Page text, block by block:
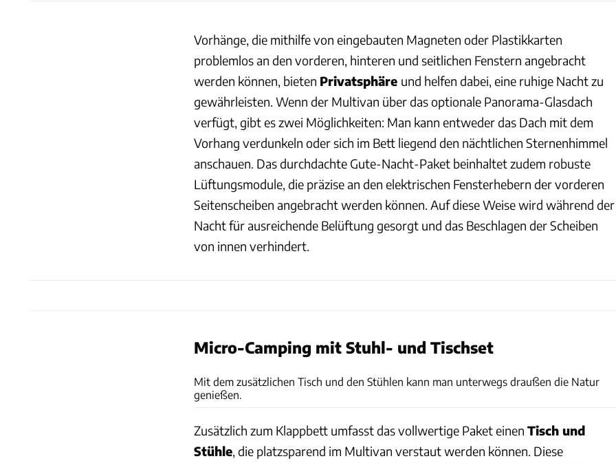
Vorhänge, die mithilfe von eingebauten Magneten oder Plastikkarten
problemlos an den vorderen, hinteren und seitlichen Fenstern angebracht
werden können, bieten Privatsphäre und helfen dabei, eine ruhige Nacht zu
gewährleisten. Wenn der Multivan über das optionale Panorama-Glasdach
verfügt, gibt es zwei Möglichkeiten: Man kann entweder das Dach mit dem
Vorhang verdunkeln oder sich im Bett liegend den nächtlichen Sternenhimmel
anschauen. Das durchdachte Gute-Nacht-Paket beinhaltet zudem robuste
Lüftungsmodule, die präzise an den elektrischen Fensterhebern der vorderen
Seitenscheiben angebracht werden können. Auf diese Weise wird während der
Nacht für ausreichende Belüftung gesorgt und das Beschlagen der Scheiben
von innen verhindert.
Micro-Camping mit Stuhl- und Tischset
Mit dem zusätzlichen Tisch und den Stühlen kann man unterwegs draußen die Natur
genießen.
Zusätzlich zum Klappbett umfasst das vollwertige Paket einen Tisch und
Stühle, die platzsparend im Multivan verstaut werden können. Diese